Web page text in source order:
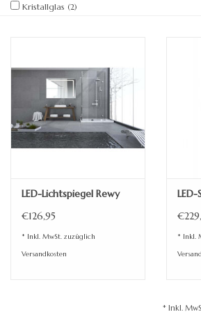
Spiegel auf Maß
Kristallglas (2)
LED-Lichtspiegel Rewy
€126,95
* Inkl. MwSt. zuzüglich
Versandkosten
LED-
* Inkl.
* Inkl.